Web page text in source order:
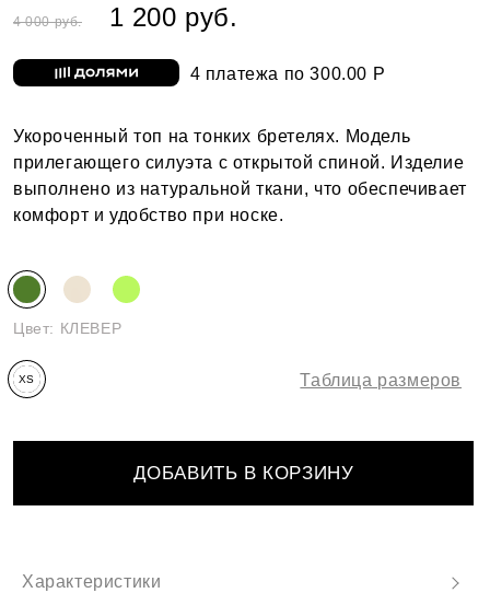
4 000 руб. 1 200 руб.
4 платежа по 300.00 Р
Укороченный топ на тонких бретелях. Модель
прилегающего силуэта с открытой спиной. Изделие
выполнено из натуральной ткани, что обеспечивает
комфорт и удобство при носке.
Цвет: КЛЕВЕР
XS Таблица размеров
ДОБАВИТЬ В КОРЗИНУ